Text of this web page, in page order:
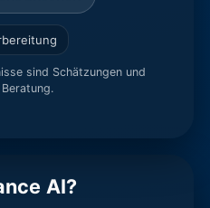
sind Schätzungen und
AI?